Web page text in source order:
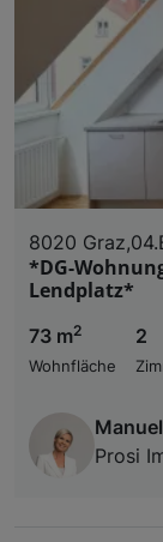
8020
*DG-
Lendplatz*
73 m2
Wohnfläche
2
Prosi